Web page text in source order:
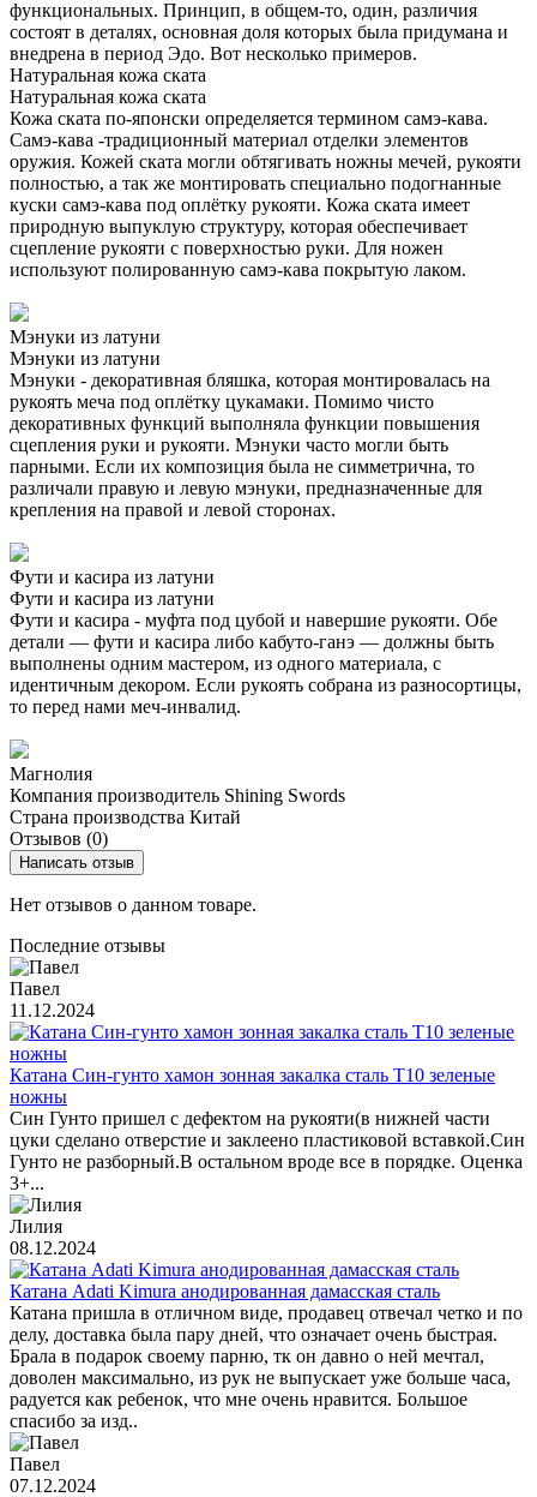
функциональных. Принцип, в общем-то, один, различия
состоят в деталях, основная доля которых была придумана и
внедрена в период Эдо. Вот несколько примеров.
Натуральная кожа ската
Натуральная кожа ската
Кожа ската по-японски определяется термином самэ-кава.
Самэ-кава -традиционный материал отделки элементов
оружия. Кожей ската могли обтягивать ножны мечей, рукояти
полностью, а так же монтировать специально подогнанные
куски самэ-кава под оплётку рукояти. Кожа ската имеет
природную выпуклую структуру, которая обеспечивает
сцепление рукояти с поверхностью руки. Для ножен
используют полированную самэ-кава покрытую лаком.
Мэнуки из латуни
Мэнуки из латуни
Мэнуки - декоративная бляшка, которая монтировалась на
рукоять меча под оплётку цукамаки. Помимо чисто
декоративных функций выполняла функции повышения
сцепления руки и рукояти. Мэнуки часто могли быть
парными. Если их композиция была не симметрична, то
различали правую и левую мэнуки, предназначенные для
крепления на правой и левой сторонах.
Фути и касира из латуни
Фути и касира из латуни
Фути и касира - муфта под цубой и навершие рукояти. Обе
детали — фути и касира либо кабуто-ганэ — должны быть
выполнены одним мастером, из одного материала, с
идентичным декором. Если рукоять собрана из разносортицы,
то перед нами меч-инвалид.
Магнолия
Компания производитель Shining Swords
Страна производства Китай
Отзывов (0)
Написать отзыв
Нет отзывов о данном товаре.
Последние отзывы
Павел
11.12.2024
Катана Син-гунто хамон зонная закалка сталь T10 зеленые
ножны
Син Гунто пришел с дефектом на рукояти(в нижней части
цуки сделано отверстие и заклеено пластиковой вставкой.Син
Гунто не разборный.В остальном вроде все в порядке. Оценка
3+...
Лилия
08.12.2024
Катана Adati Kimura анодированная дамасская сталь
Катана пришла в отличном виде, продавец отвечал четко и по
делу, доставка была пару дней, что означает очень быстрая.
Брала в подарок своему парню, тк он давно о ней мечтал,
доволен максимально, из рук не выпускает уже больше часа,
радуется как ребенок, что мне очень нравится. Большое
спасибо за изд..
Павел
07.12.2024